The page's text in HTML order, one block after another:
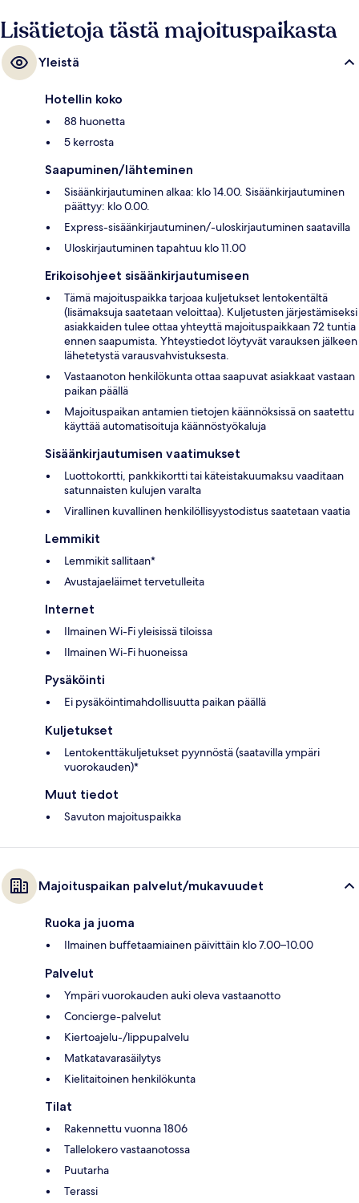
Lisätietoja tästä majoituspaikasta
Yleistä
Hotellin koko
88 huonetta
5 kerrosta
Saapuminen/lähteminen
Sisäänkirjautuminen alkaa: klo 14.00. Sisäänkirjautuminen
päättyy: klo 0.00.
Express-sisäänkirjautuminen/-uloskirjautuminen saatavilla
Uloskirjautuminen tapahtuu klo 11.00
Erikoisohjeet sisäänkirjautumiseen
Tämä majoituspaikka tarjoaa kuljetukset lentokentältä
(lisämaksuja saatetaan veloittaa). Kuljetusten järjestämiseksi
asiakkaiden tulee ottaa yhteyttä majoituspaikkaan 72 tuntia
ennen saapumista. Yhteystiedot löytyvät varauksen jälkeen
lähetetystä varausvahvistuksesta.
Vastaanoton henkilökunta ottaa saapuvat asiakkaat vastaan
paikan päällä
Majoituspaikan antamien tietojen käännöksissä on saatettu
käyttää automatisoituja käännöstyökaluja
Sisäänkirjautumisen vaatimukset
Luottokortti, pankkikortti tai käteistakuumaksu vaaditaan
satunnaisten kulujen varalta
Virallinen kuvallinen henkilöllisyystodistus saatetaan vaatia
Lemmikit
Lemmikit sallitaan*
Avustajaeläimet tervetulleita
Internet
Ilmainen Wi-Fi yleisissä tiloissa
Ilmainen Wi-Fi huoneissa
Pysäköinti
Ei pysäköintimahdollisuutta paikan päällä
Kuljetukset
Lentokenttäkuljetukset pyynnöstä (saatavilla ympäri
vuorokauden)*
Muut tiedot
Savuton majoituspaikka
Majoituspaikan palvelut/mukavuudet
Ruoka ja juoma
Ilmainen buffetaamiainen päivittäin klo 7.00–10.00
Palvelut
Ympäri vuorokauden auki oleva vastaanotto
Concierge-palvelut
Kiertoajelu-/lippupalvelu
Matkatavarasäilytys
Kielitaitoinen henkilökunta
Tilat
Rakennettu vuonna 1806
Tallelokero vastaanotossa
Puutarha
Terassi